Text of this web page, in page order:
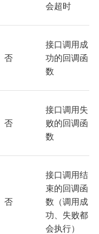
会超时
否
接口调用成
功的回调函
数
否
接口调用失
败的回调函
数
否
接口调用结
束的回调函
数（调用成
功、失败都
会执行）